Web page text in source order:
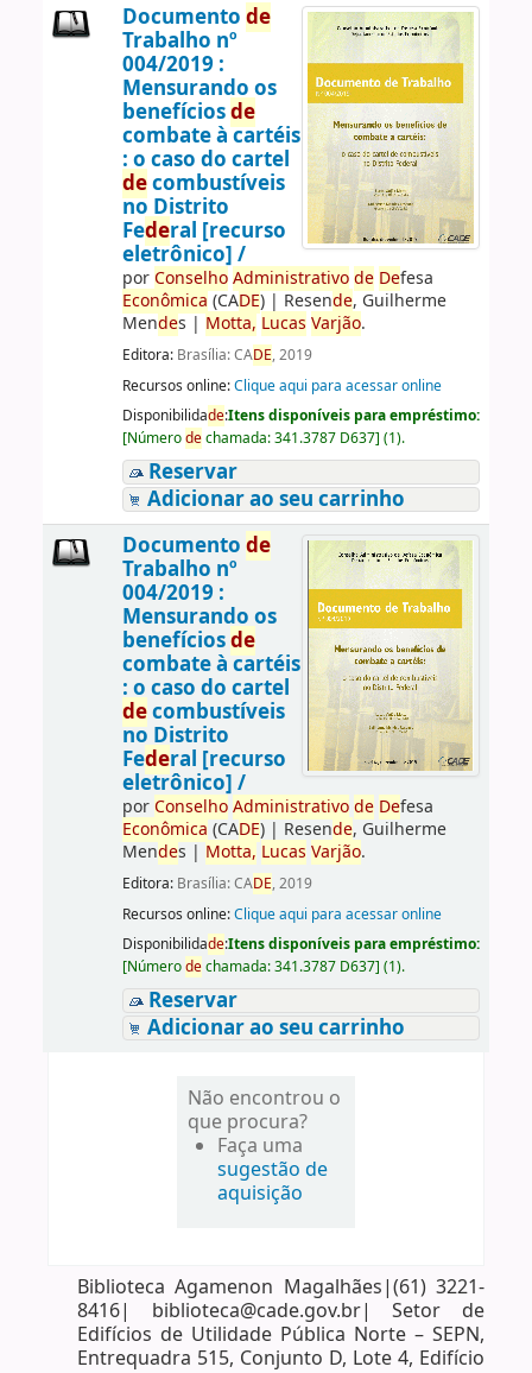
Documento de
Trabalho nº
004/2019 :
Mensurando os
benefíciosde
combate à cartéis
: o caso do cartel
decombustíveis
no Distrito
Federal [recurso
eletrônico] /
porConselho Administrativo de Defesa
Econômica (CADE)| Resende, Guilherme
Mendes | Motta, Lucas Varjão.
Editora: Brasília: CADE, 2019
Recursos online:Clique aqui para acessar online
Disponibilidade:Itens disponíveis para empréstimo:
[Númerodechamada:341.3787 D637] (1).
Reservar
Adicionar ao seu carrinho
Documento de
Trabalho nº
004/2019 :
Mensurando os
benefíciosde
combate à cartéis
: o caso do cartel
decombustíveis
no Distrito
Federal [recurso
eletrônico] /
porConselho Administrativo de Defesa
Econômica (CADE)| Resende, Guilherme
Mendes | Motta, Lucas Varjão.
Editora: Brasília: CADE, 2019
Recursos online:Clique aqui para acessar online
Disponibilidade:Itens disponíveis para empréstimo:
[Númerodechamada:341.3787 D637] (1).
Reservar
Adicionar ao seu carrinho
Não encontrou o
que procura?
Faça uma
sugestão de
aquisição
Biblioteca Agamenon Magalhães|(61) 3221-
8416| biblioteca@cade.gov.br| Setor de
Edifícios de Utilidade Pública Norte – SEPN,
Entrequadra 515, Conjunto D, Lote 4, Edifício